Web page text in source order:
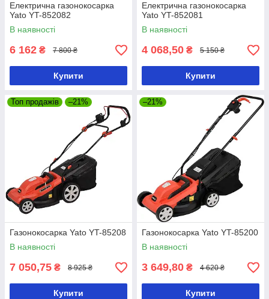
Електрична газонокосарка
Yato YT-852082
В наявності
6 162 ₴ 7 800 ₴
Купити
Електрична газонокосарка
Yato YT-852081
В наявності
4 068,50 ₴ 5 150 ₴
Купити
Топ продажів –21%
Газонокосарка Yato YT-85208
В наявності
7 050,75 ₴ 8 925 ₴
Купити
–21%
Газонокосарка Yato YT-85200
В наявності
3 649,80 ₴ 4 620 ₴
Купити